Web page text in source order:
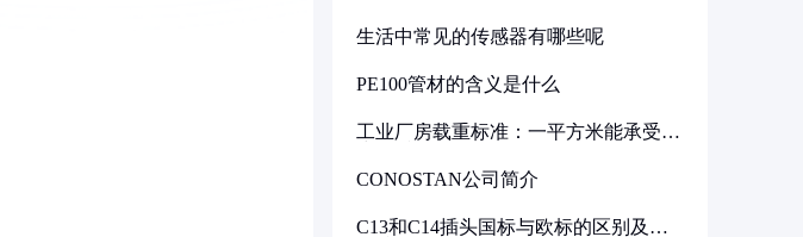
生活中常见的传感器有哪些呢
PE100管材的含义是什么
工业厂房载重标准：一平方米能承受多
CONOSTAN公司简介
C13和C14插头国标与欧标的区别及其